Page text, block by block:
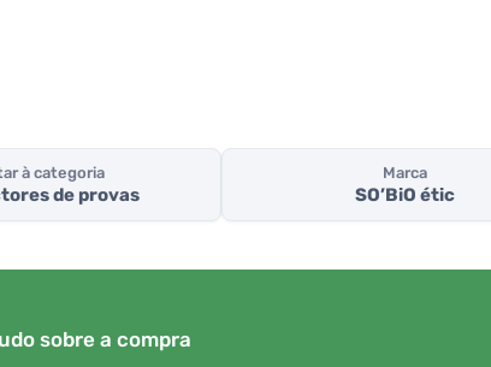
à categoria
de provas
Marca
SO’BiO étic
sobre a compra